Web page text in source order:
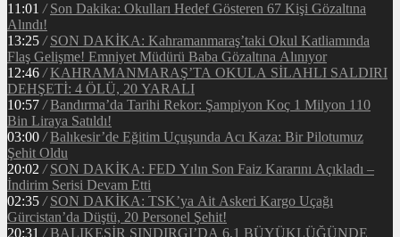
11:01 / Son Dakika: Okulları Hedef Gösteren 67 Kişi Gözaltına
Alındı!
13:25 / SON DAKİKA: Kahramanmaraş’taki Okul Katliamında
Flaş Gelişme! Emniyet Müdürü Baba Gözaltına Alınıyor
12:46 / KAHRAMANMARAŞ’TA OKULA SİLAHLI SALDIRI
DEHŞETİ: 4 ÖLÜ, 20 YARALI
10:57 / Bandırma’da Tarihi Rekor: Şampiyon Koç 1 Milyon 110
Bin Liraya Satıldı!
03:00 / Balıkesir’de Eğitim Uçuşunda Acı Kaza: Bir Pilotumuz
Şehit Oldu
20:02 / SON DAKİKA: FED Yılın Son Faiz Kararını Açıkladı –
İndirim Serisi Devam Etti
02:35 / SON DAKİKA: TSK’ya Ait Askeri Kargo Uçağı
Gürcistan’da Düştü, 20 Personel Şehit!
20:31 / BALIKESİR SINDIRGI’DA 6,1 BÜYÜKLÜĞÜNDE